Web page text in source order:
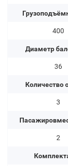
400
Диаметр
36
Количество
3
2